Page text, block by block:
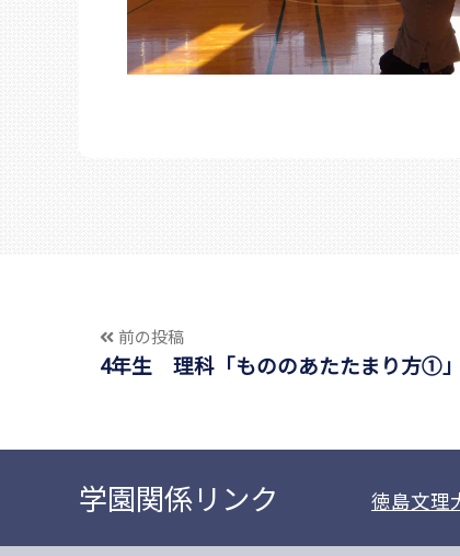
前の投稿
4年生 理科「もののあたたまり方①」
学園関係リンク 徳島文理